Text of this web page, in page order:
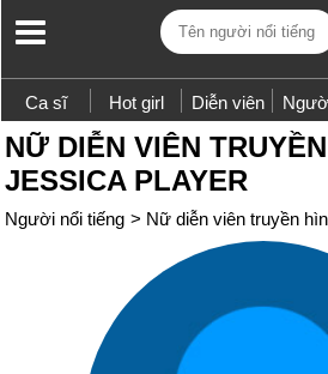
Ca sĩ Hot girl Diễn viên
NỮ DIỄN VIÊN
JESSICA PLAYER
Người nổi tiếng > Nữ diễn viên truyền